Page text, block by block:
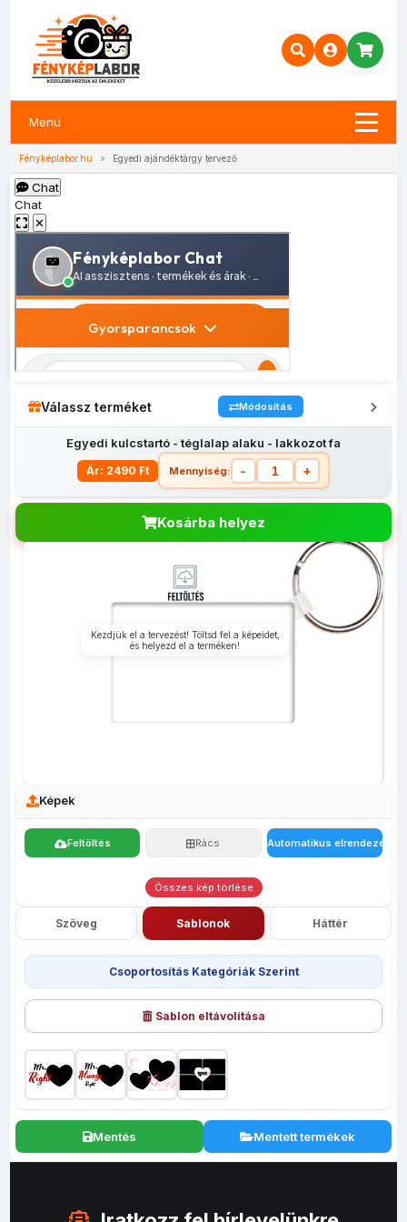
Menü
Fényképlabor.hu » Egyedi ajándéktárgy tervező
Chat
Chat
✕
Válassz terméket Módosítás
Egyedi kulcstartó - téglalap alaku - lakkozot fa
Ár: 2490 Ft Mennyiség: - +
Fényképes
(40x60)
Egyedi
fényképes
tolltartó
Fényképes
bevásárló
Kosárba helyez
Képek
Feltöltés Rács Automatikus elrendezés
Összes kép törlése
Szöveg Sablonok Háttér
Csoportosítás Kategóriák Szerint
Sablon eltávolítása
Kezdjük el a tervezést! Töltsd fel a képeidet,
és helyezd el a terméken!
Mentés Mentett termékek